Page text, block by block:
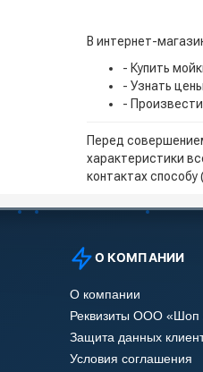
В интернет-
- Купить
- Узнать
-
Перед
характеристики
контактах
О КОМПАНИИ
О компании
Реквизиты ООО «Шоп
Защита данных
Условия соглашения